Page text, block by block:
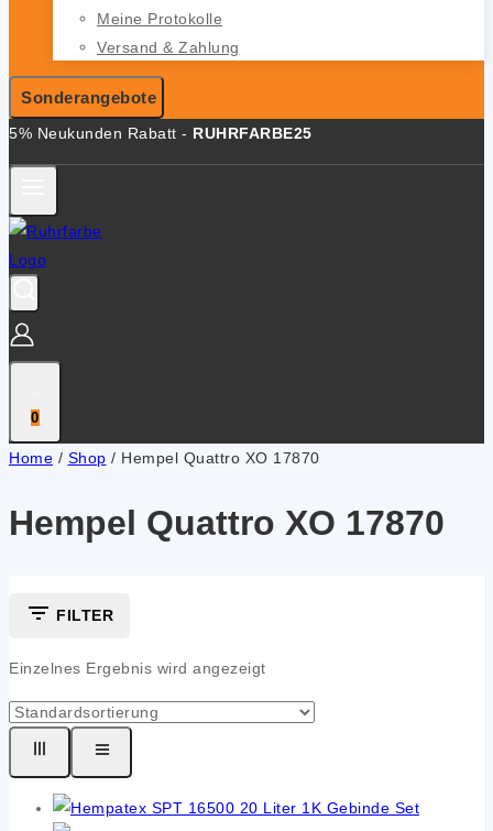
Meine Protokolle
Versand & Zahlung
Sonderangebote
5% Neukunden Rabatt - RUHRFARBE25
0
Home / Shop / Hempel Quattro XO 17870
Hempel Quattro XO 17870
FILTER
Einzelnes Ergebnis wird angezeigt